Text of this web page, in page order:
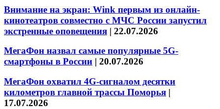
Внимание на экран: Wink первым из онлайн-
кинотеатров совместно с МЧС России запустил
экстренные оповещения | 22.07.2026
МегаФон назвал самые популярные 5G-
смартфоны в России | 20.07.2026
МегаФон охватил 4G-сигналом десятки
километров главной трассы Поморья |
17.07.2026